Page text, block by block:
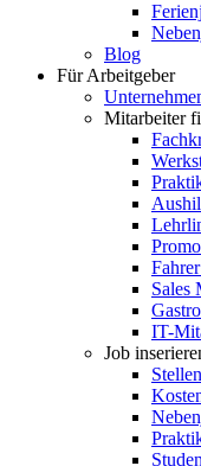
Blog
Für Arbeitgeber
Mitarbeiter
Sales
IT-
Job